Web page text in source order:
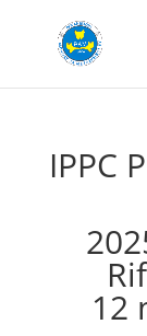
IPPC
12